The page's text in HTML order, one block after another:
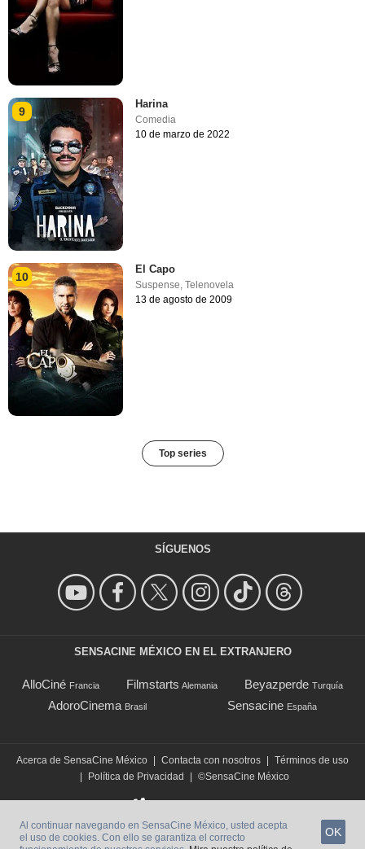
9
Harina
Comedia
10 de marzo de 2022
10
El Capo
Suspense,Telenovela
13 de agosto de 2009
Top series
SÍGUENOS
SENSACINE MÉXICO EN EL EXTRANJERO
AlloCiné Francia Filmstarts Alemania Beyazperde Turquía
AdoroCinema Brasil Sensacine España
Acerca de SensaCine México Contacta con nosotros
Términos de uso
Política de Privacidad ©SensaCine México
Al continuar navegando en SensaCine México, usted acepta
el uso de cookies. Con ello se garantiza el correcto
OK